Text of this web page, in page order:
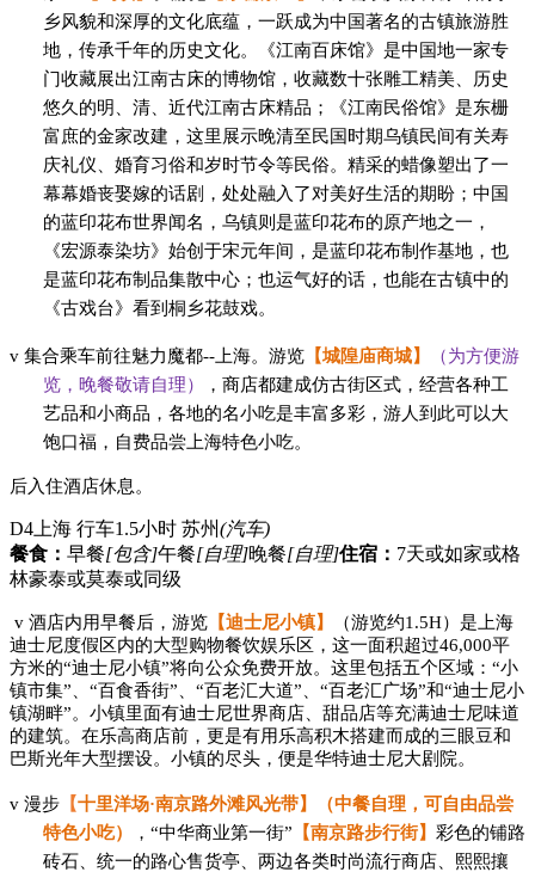
乡风貌和深厚的文化底蕴，一跃成为中国著名的古镇旅游胜
地，传承千年的历史文化。《江南百床馆》是中国地一家专
门收藏展出江南古床的博物馆，收藏数十张雕工精美、历史
悠久的明、清、近代江南古床精品；《江南民俗馆》是东栅
富庶的金家改建，这里展示晚清至民国时期乌镇民间有关寿
庆礼仪、婚育习俗和岁时节令等民俗。精采的蜡像塑出了一
幕幕婚丧娶嫁的话剧，处处融入了对美好生活的期盼；中国
的蓝印花布世界闻名，乌镇则是蓝印花布的原产地之一，
《宏源泰染坊》始创于宋元年间，是蓝印花布制作基地，也
是蓝印花布制品集散中心；也运气好的话，也能在古镇中的
《古戏台》看到桐乡花鼓戏。
v 集合乘车前往魅力魔都--上海。游览 【城隍庙商城】
（为方便游
览，晚餐敬请自理）
，商店都建成仿古街区式，经营各种工
艺品和小商品，各地的名小吃是丰富多彩，游人到此可以大
饱口福，自费品尝上海特色小吃。
后入住酒店休息。
D4 上海 行车1.5小时 苏州(汽车)
餐食： 早餐[包含]午餐[自理]晚餐[自理]住宿： 7天或如家或格
林豪泰或莫泰或同级
v 酒店内用早餐后， 游览 【迪士尼小镇】 （游览约1.5H）是上海
迪士尼度假区内的大型购物餐饮娱乐区，这一面积超过46,000平
方米的“迪士尼小镇”将向公众免费开放。这里包括五个区域：“小
镇市集”、“百食香街”、“百老汇大道”、“百老汇广场”和“迪士尼小
镇湖畔”。小镇里面有迪士尼世界商店、甜品店等充满迪士尼味道
的建筑。在乐高商店前，更是有用乐高积木搭建而成的三眼豆和
巴斯光年大型摆设。小镇的尽头，便是华特迪士尼大剧院。
v 漫步 【十里洋场·南京路外滩风光带】（中餐自理，可自由品尝
特色小吃）
， “中华商业第一街” 【南京路步行街】 彩色的铺路
砖石、统一的路心售货亭、两边各类时尚流行商店、熙熙攘